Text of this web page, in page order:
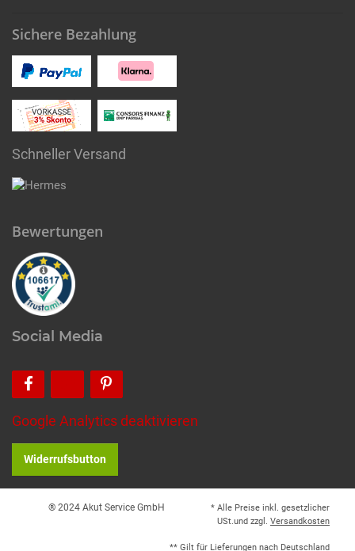
Sichere Bezahlung
Schneller Versand
Bewertungen
Social Media
Google Analytics deaktivieren
Widerrufsbutton
® 2024 Akut Service GmbH
* Alle Preise inkl. gesetzlicher
USt.und zzgl. Versandkosten
** Gilt für Lieferungen nach Deutschland